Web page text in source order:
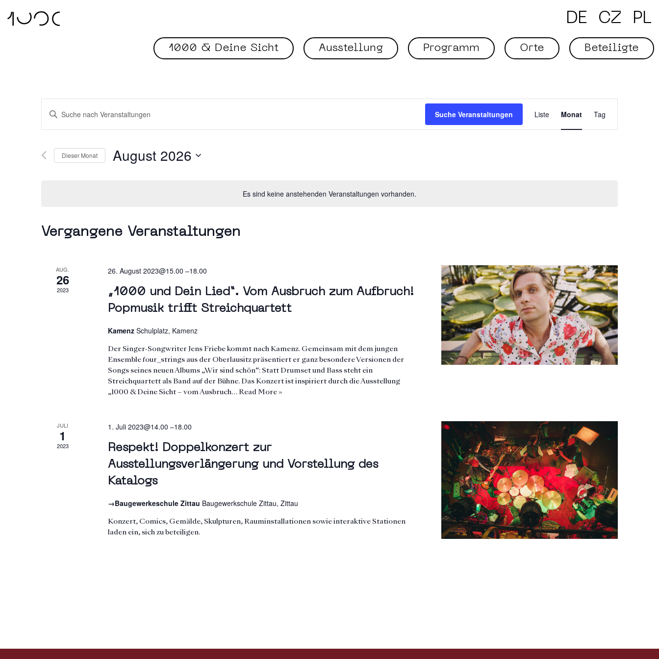
DE CZ PL
1000 & Deine Sicht Ausstellung Programm Orte Beteiligte
Es sind keine anstehenden Veranstaltungen vorhanden.
Veranstaltungen
Suche
und
Ansichten,
Bitte
Schlüsselwort
Veranstaltungen
Schlüsselwort.
Suche Veranstaltungen Liste Monat Tag
Dieser Monat August 2026
Vergangene Veranstaltungen
AUG.
26
2023
26. August 2023@15.00 –18.00
„1000 und Dein Lied“. Vom Ausbruch zum Aufbruch!
Popmusik trifft Streichquartett
Kamenz Schulplatz, Kamenz
Der Singer-Songwriter Jens Friebe kommt nach Kamenz. Gemeinsam mit dem jungen
Ensemble four_strings aus der Oberlausitz präsentiert er ganz besondere Versionen der
Songs seines neuen Albums „Wir sind schön“: Statt Drumset und Bass steht ein
Streichquartett als Band auf der Bühne. Das Konzert ist inspiriert durch die Ausstellung
„1000 & Deine Sicht – vom Ausbruch… Read More »
JULI
1
2023
1. Juli 2023@14.00 –18.00
Respekt! Doppelkonzert zur
Ausstellungsverlängerung und Vorstellung des
Katalogs
→Baugewerkeschule Zittau Baugewerkschule Zittau, Zittau
Konzert, Comics, Gemälde, Skulpturen, Rauminstallationen sowie interaktive Stationen
laden ein, sich zu beteiligen.